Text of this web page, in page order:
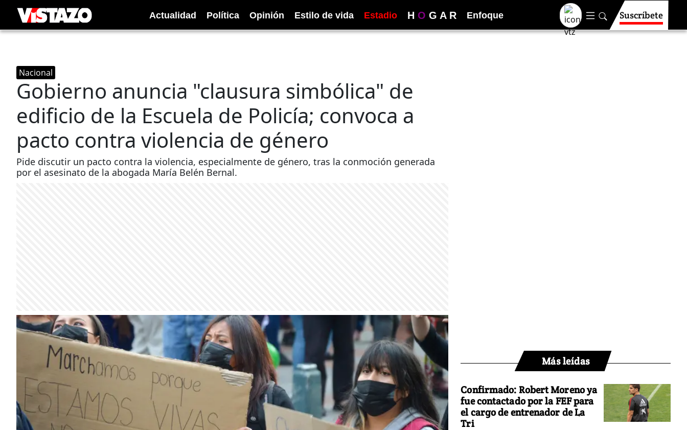
Actualidad Política Opinión Estilo de vida Estadio H O G A R Enfoque Suscríbete
Nacional
Gobierno anuncia "clausura simbólica" de
edificio de la Escuela de Policía; convoca a
pacto contra violencia de género
Pide discutir un pacto contra la violencia, especialmente de género, tras la conmoción generada
por el asesinato de la abogada María Belén Bernal.
Más leídas
Confirmado: Robert Moreno ya
fue contactado por la FEF para
el cargo de entrenador de La
Tri